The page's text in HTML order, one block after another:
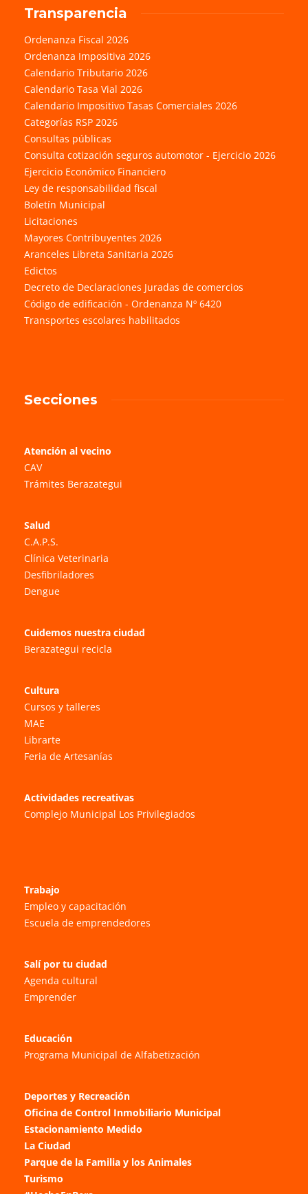
Transparencia
Ordenanza Fiscal 2026
Ordenanza Impositiva 2026
Calendario Tributario 2026
Calendario Tasa Vial 2026
Calendario Impositivo Tasas Comerciales 2026
Categorías RSP 2026
Consultas públicas
Consulta cotización seguros automotor - Ejercicio 2026
Ejercicio Económico Financiero
Ley de responsabilidad fiscal
Boletín Municipal
Licitaciones
Mayores Contribuyentes 2026
Aranceles Libreta Sanitaria 2026
Edictos
Decreto de Declaraciones Juradas de comercios
Código de edificación - Ordenanza Nº 6420
Transportes escolares habilitados
Secciones
Atención al vecino
CAV
Trámites Berazategui
Salud
C.A.P.S.
Clínica Veterinaria
Desfibriladores
Dengue
Cuidemos nuestra ciudad
Berazategui recicla
Cultura
Cursos y talleres
MAE
Librarte
Feria de Artesanías
Actividades recreativas
Complejo Municipal Los Privilegiados
Trabajo
Empleo y capacitación
Escuela de emprendedores
Salí por tu ciudad
Agenda cultural
Emprender
Educación
Programa Municipal de Alfabetización
Deportes y Recreación
Oficina de Control Inmobiliario Municipal
Estacionamiento Medido
La Ciudad
Parque de la Familia y los Animales
Turismo